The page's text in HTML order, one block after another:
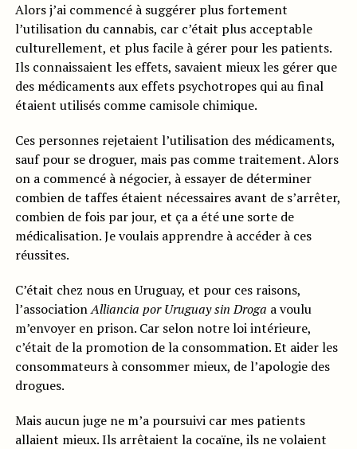
Alors j’ai commencé à suggérer plus fortement
l’utilisation du cannabis, car c’était plus acceptable
culturellement, et plus facile à gérer pour les patients.
Ils connaissaient les effets, savaient mieux les gérer que
des médicaments aux effets psychotropes qui au final
étaient utilisés comme camisole chimique.
Ces personnes rejetaient l’utilisation des médicaments,
sauf pour se droguer, mais pas comme traitement. Alors
on a commencé à négocier, à essayer de déterminer
combien de taffes étaient nécessaires avant de s’arrêter,
combien de fois par jour, et ça a été une sorte de
médicalisation. Je voulais apprendre à accéder à ces
réussites.
C’était chez nous en Uruguay, et pour ces raisons,
l’associationAlliancia por Uruguay sin Droga a voulu
m’envoyer en prison. Car selon notre loi intérieure,
c’était de la promotion de la consommation. Et aider les
consommateurs à consommer mieux, de l’apologie des
drogues.
Mais aucun juge ne m’a poursuivi car mes patients
allaient mieux. Ils arrêtaient la cocaïne, ils ne volaient